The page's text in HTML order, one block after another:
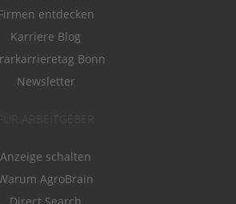
entdecken
Karriere Blog
Bonn
Newsletter
Anzeige schalten
AgroBrain
Direct Search